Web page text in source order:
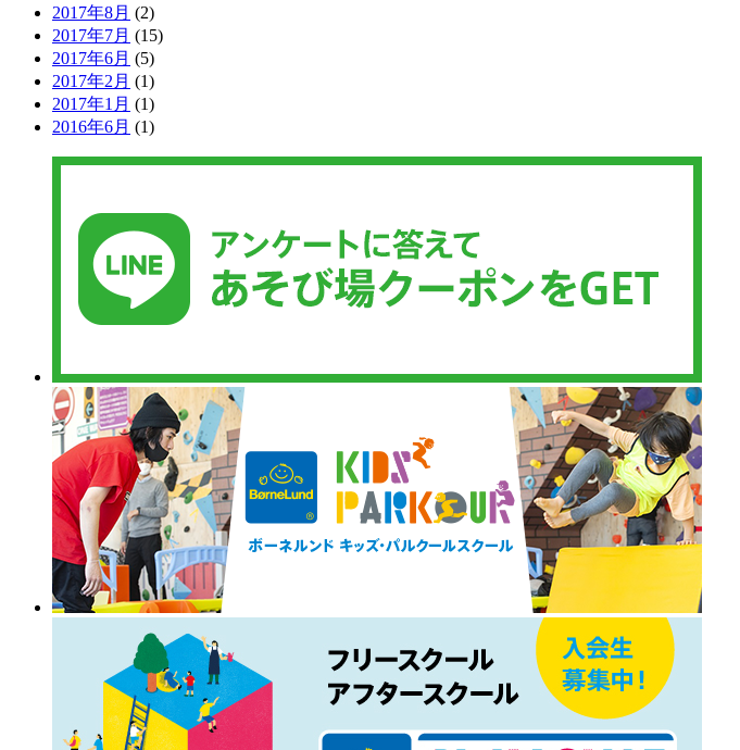
2017年8月 (2)
2017年7月 (15)
2017年6月 (5)
2017年2月 (1)
2017年1月 (1)
2016年6月 (1)